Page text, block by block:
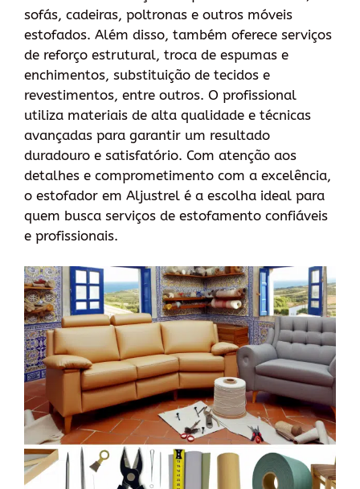
sofás, cadeiras, poltronas e outros móveis
estofados. Além disso, também oferece serviços
de reforço estrutural, troca de espumas e
enchimentos, substituição de tecidos e
revestimentos, entre outros. O profissional
utiliza materiais de alta qualidade e técnicas
avançadas para garantir um resultado
duradouro e satisfatório. Com atenção aos
detalhes e comprometimento com a excelência,
o estofador em Aljustrel é a escolha ideal para
quem busca serviços de estofamento confiáveis
e profissionais.